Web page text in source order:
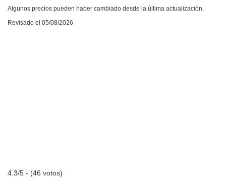
Algunos precios pueden haber cambiado desde la última actualización.
Revisado el 05/08/2026
4.3/5 - (46 votos)